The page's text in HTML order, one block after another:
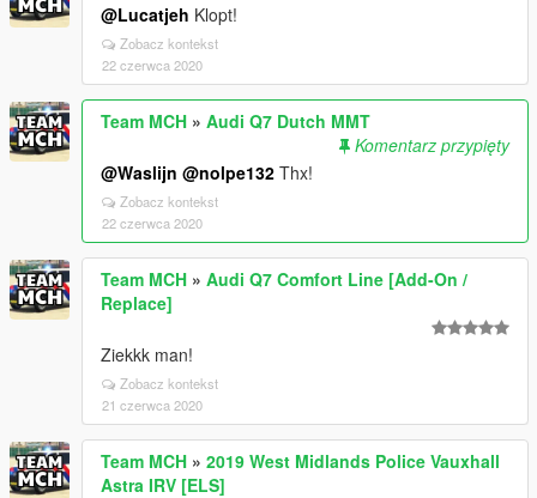
@Lucatjeh Klopt!
Zobacz kontekst
22 czerwca 2020
Team MCH » Audi Q7 Dutch MMT
Komentarz przypięty
@Waslijn @nolpe132 Thx!
Zobacz kontekst
22 czerwca 2020
Team MCH » Audi Q7 Comfort Line [Add-On /
Replace]
Ziekkk man!
Zobacz kontekst
21 czerwca 2020
Team MCH » 2019 West Midlands Police Vauxhall
Astra IRV [ELS]